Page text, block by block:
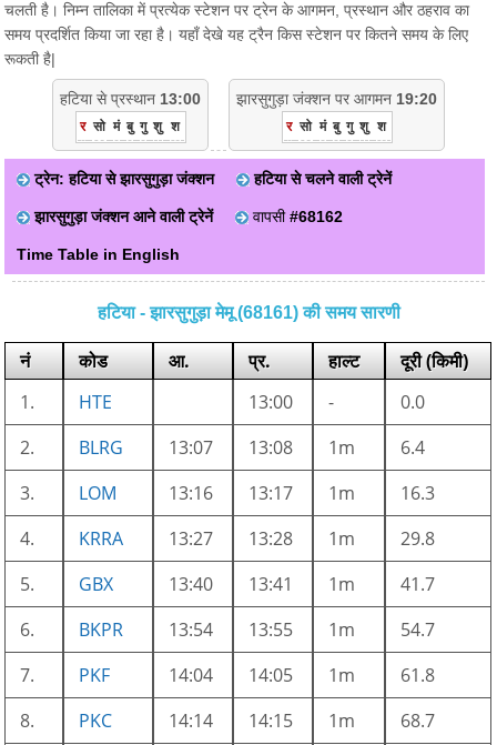
चलती है। निम्न तालिका में प्रत्येक स्टेशन पर ट्रेन के आगमन, प्रस्थान और ठहराव का
समय प्रदर्शित किया जा रहा है। यहाँ देखे यह ट्रैन किस स्टेशन पर कितने समय के लिए
रूकती है|
हटिया से प्रस्थान 13:00
र सो मं बु गु शु श
झारसुगुड़ा जंक्शन पर आगमन 19:20
र सो मं बु गु शु श
ट्रेन: हटिया से झारसुगुड़ा जंक्शन हटिया से चलने वाली ट्रेनें
झारसुगुड़ा जंक्शन आने वाली ट्रेनें वापसी#68162
Time Table in English
हटिया - झारसुगुड़ा मेमू (68161) की समय सारणी
नं कोड आ. प्र. हाल्ट
दूरी (किमी)
1.
HTE 13:00 -
0.0
2.
BLRG 13:07 13:08 1m
6.4
3.
LOM 13:16 13:17 1m
16.3
4.
KRRA 13:27 13:28 1m
29.8
5.
GBX 13:40 13:41 1m
41.7
6.
BKPR 13:54 13:55 1m
54.7
7.
PKF 14:04 14:05 1m
61.8
8.
PKC 14:14 14:15 1m
68.7